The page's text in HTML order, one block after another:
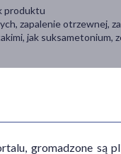
produktu
zapalenie otrzewnej,
jak suksametonium,
one wystąpią.
dostępnych
komorowy, rytm
krwi.
gromadzone są